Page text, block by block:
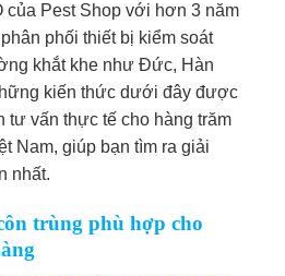
của Pest Shop với hơn 3 năm
phối thiết bị kiểm soát
khắt khe như Đức, Hàn
kiến thức dưới đây được
tư vấn thực tế cho hàng trăm
Nam, giúp bạn tìm ra giải
nhất.
trùng phù hợp cho